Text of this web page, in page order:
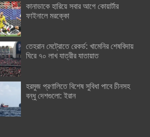
কানাডাকে হারিয়ে সবার আগে কোয়ার্টার
ফাইনালে মরক্কো
তেহরান মেট্রোতে রেকর্ড: খামেনির শেষবিদায়
ঘিরে ৭০ লাখ যাত্রীর যাতায়াত
হরমুজ প্রণালিতে বিশেষ সুবিধা পাবে চীনসহ
বন্ধু দেশগুলো: ইরান